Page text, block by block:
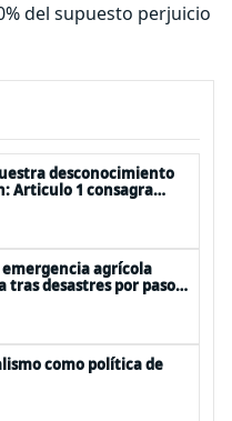
del supuesto perjuicio
desconocimiento
Articulo 1 consagra
nacional y
agrícola
tras desastres por pasos
como política de